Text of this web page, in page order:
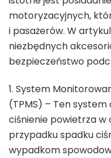
motoryzacyjnych,
i pasażerów. W
niezbędnych
bezpieczeństwo
1. System
(TPMS) – Ten
ciśnienie powietrza
przypadku spadku
wypadkom